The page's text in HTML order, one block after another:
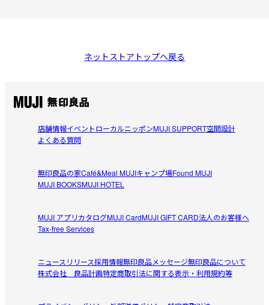
ネットストアトップへ戻る
店舗情報イベントローカルニッポンMUJI SUPPORT空間設計
よくある質問
無印良品の家Café&Meal MUJIキャンプ場Found MUJI
MUJI BOOKSMUJI HOTEL
MUJI アプリカタログMUJI CardMUJI GIFT CARD法人のお客様へ
Tax-free Services
ニュースリリース採用情報無印良品メッセージ無印良品について
株式会社 良品計画特定商取引法に関する表示・利用規約等